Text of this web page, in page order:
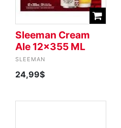
Sleeman Cream
Ale 12x355 ML
SLEEMAN
24,99$